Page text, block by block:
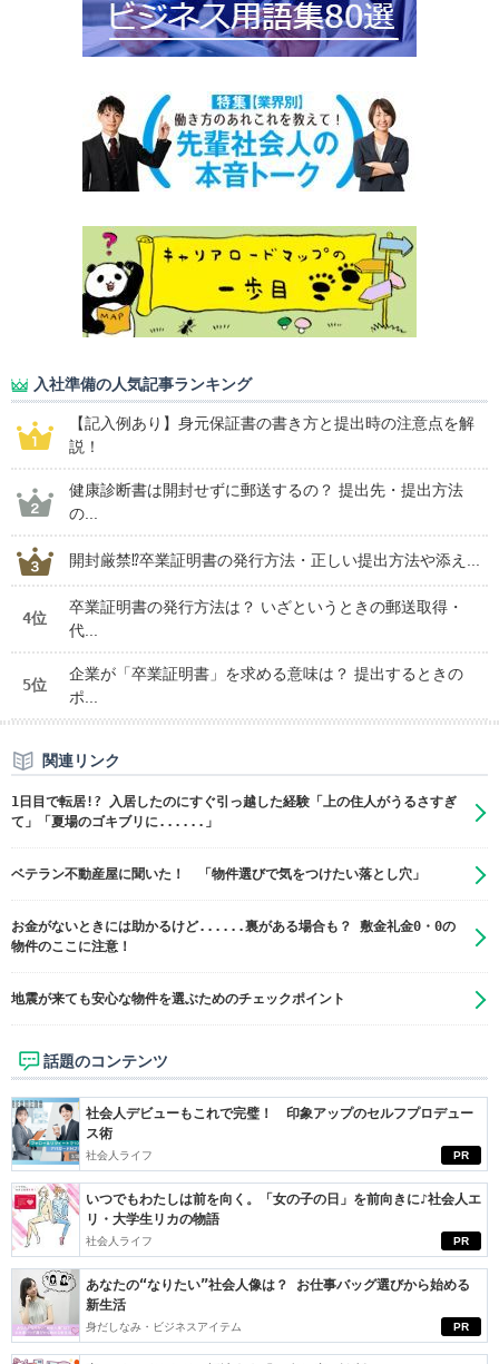
入社準備の人気記事ランキング
【記入例あり】身元保証書の書き方と提出時の注意点を解
説！
健康診断書は開封せずに郵送するの？ 提出先・提出方法
の...
開封厳禁⁉卒業証明書の発行方法・正しい提出方法や添え...
4位
卒業証明書の発行方法は？ いざというときの郵送取得・
代...
5位
企業が「卒業証明書」を求める意味は？ 提出するときの
ポ...
関連リンク
1日目で転居!? 入居したのにすぐ引っ越した経験「上の住人がうるさすぎ
て」「夏場のゴキブリに......」
ベテラン不動産屋に聞いた！ 「物件選びで気をつけたい落とし穴」
お金がないときには助かるけど......裏がある場合も？ 敷金礼金0・0の
物件のここに注意！
地震が来ても安心な物件を選ぶためのチェックポイント
話題のコンテンツ
PR
社会人デビューもこれで完璧！ 印象アップのセルフプロデュー
ス術
社会人ライフ
PR
いつでもわたしは前を向く。「女の子の日」を前向きに♪社会人エ
リ・大学生リカの物語
社会人ライフ
PR
あなたの“なりたい”社会人像は？ お仕事バッグ選びから始める
新生活
身だしなみ・ビジネスアイテム